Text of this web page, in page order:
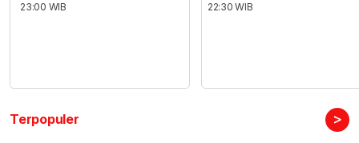
23:00 WIB
22:30 WIB
Terpopuler >